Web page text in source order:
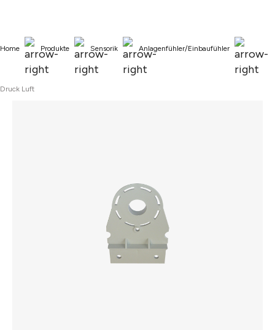
Home Produkte Sensorik Anlagenfühler/Einbaufühler
Druck Luft